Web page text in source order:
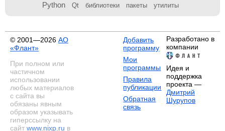
Python
Qt библиотеки пакеты утилиты
© 2001—2026 АО
«Флант»
При полном или
частичном
использовании
любых материалов
с сайта вы
обязаны явным
образом указывать
гиперссылку на
сайт www.nixp.ru в
Добавить
программу
Мои
программы
Правила
публикации
Обратная
связь
Разработано в
компании
Идея и
поддержка
проекта —
Дмитрий
Шурупов